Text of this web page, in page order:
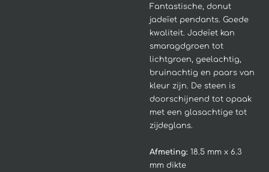
Fantastische, donut
jadeïet pendants. Goede
kwaliteit. Jadeïet kan
smaragdgroen tot
lichtgroen, geelachtig,
bruinachtig en paars van
kleur zijn. De steen is
doorschijnend tot opaak
met een glasachtige tot
zijdeglans.
Afmeting: 18.5 mm x 6.3
mm dikte